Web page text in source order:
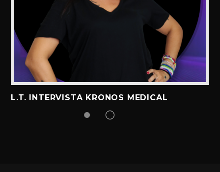
L.T. INTERVISTA KRONOS MEDICAL